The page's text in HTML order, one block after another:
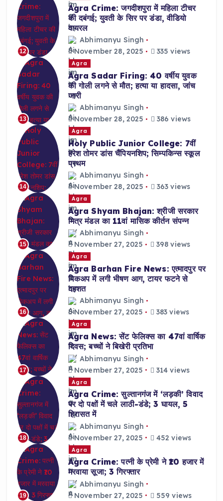
12
Agra Crime: जगदीशपुरा में महिला टीचर
की दबंगई; युवती के सिर पर डंडा, वीडियो
वायरल
Abhimanyu Singh
November 28, 2025
335 views
13
Agra
Agra Sadar Firing: 40 वर्षीय युवक
की गोली लगने से मौत; हत्या या हादसा, जांच
जारी
Abhimanyu Singh
November 28, 2025
386 views
14
Agra
Holy Public Junior College: 7वीं
हरेश तोमर डांस चैंपियनशिप; सिम्पकिन्स स्कूल
प्रथम
Abhimanyu Singh
November 28, 2025
363 views
15
Agra
Agra Shyam Bhajan: श्रीजी सरकार
मित्र मंडल का 11वां मासिक कीर्तन संपन्न
Abhimanyu Singh
November 27, 2025
398 views
16
Agra
Agra Barhan Fire News: एत्मादपुर पर
पिकअप में लगी भीषण आग, टायर फटने से
दहशत
Abhimanyu Singh
November 27, 2025
383 views
17
Agra
Agra News: सेंट फेलिक्स का 47वां वार्षिक
दिवस; बच्चों ने बिखेरी प्रतिभा
Abhimanyu Singh
November 27, 2025
314 views
18
Agra
Agra Crime: सुल्तानगंज में ‘लड़की’ विवाद
पर दो पक्षों में चले लाठी-डंडे; 3 घायल, 5
हिरासत में
Abhimanyu Singh
November 27, 2025
452 views
19
Agra
Agra Crime: पत्नी के प्रेमी ने ₹10 हजार में
मरवाया सूजा; 3 गिरफ्तार
Abhimanyu Singh
November 27, 2025
559 views